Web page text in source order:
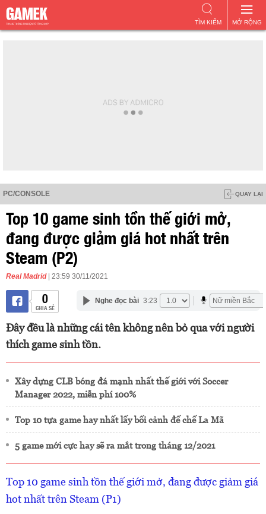
MỞ RỘNG
TÌM KIẾM
PC/CONSOLE QUAY LẠI
Top 10 game sinh tồn thế giới mở,
đang được giảm giá hot nhất trên
Steam (P2)
Real Madrid | 23:59 30/11/2021
0
CHIA SẺ
Nghe đọc bài 3:23
Đây đều là những cái tên không nên bỏ qua với người
thích game sinh tồn.
Xây dựng CLB bóng đá mạnh nhất thế giới với Soccer
Manager 2022, miễn phí 100%
Top 10 tựa game hay nhất lấy bối cảnh đế chế La Mã
5 game mới cực hay sẽ ra mắt trong tháng 12/2021
Top 10 game sinh tồn thế giới mở, đang được giảm giá
hot nhất trên Steam (P1)